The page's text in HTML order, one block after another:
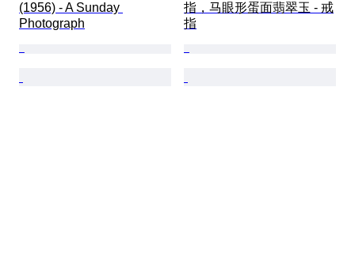
(1956) - A Sunday
Photograph
指，马眼形蛋面翡翠玉 - 戒
指